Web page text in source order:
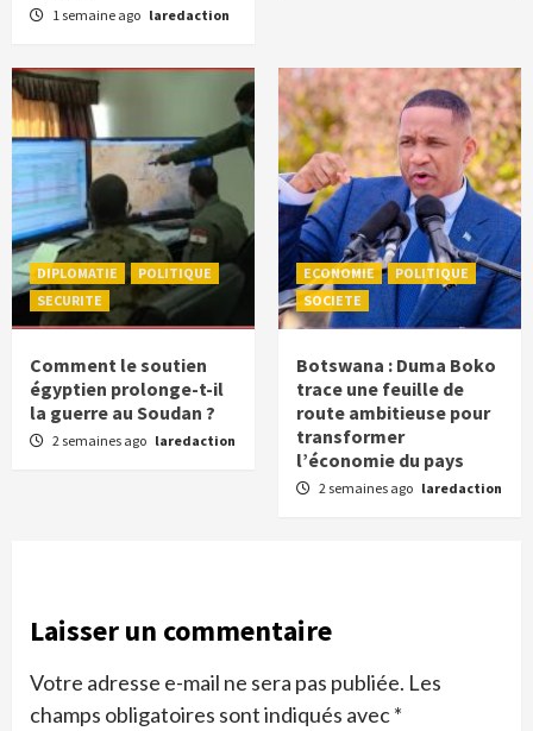
1 semaine ago laredaction
DIPLOMATIE
POLITIQUE
SECURITE
Comment le soutien
égyptien prolonge-t-il
la guerre au Soudan ?
2 semaines ago laredaction
ECONOMIE
POLITIQUE
SOCIETE
Botswana : Duma Boko
trace une feuille de
route ambitieuse pour
transformer
l’économie du pays
2 semaines ago laredaction
Laisser un commentaire
Votre adresse e-mail ne sera pas publiée. Les
champs obligatoires sont indiqués avec*